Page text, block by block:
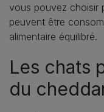
vous pouvez choisir
peuvent être
alimentaire équilibré.
Les chats
du